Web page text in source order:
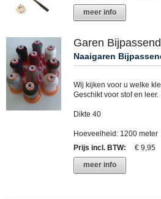
meer info
Garen Bijpassend
Naaigaren
Wij kijken voor u welke
Geschikt voor stof en leer.
Dikte 40
Hoeveelheid: 1200 meter
Prijs incl. BTW:
€ 9,95
meer info